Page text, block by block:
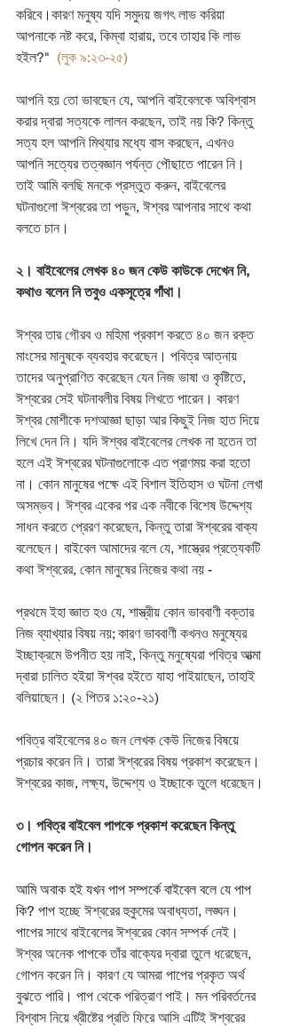
করিবে।কারণ মনুষ্য যদি সমুদয় জগৎ লাভ করিয়া
আপনাকে নষ্ট করে, কিম্বা হারায়, তবে তাহার কি লাভ
হইল?" (লুক ৯:২৩-২৫)
আপনি হয় তো ভাবছেন যে, আপনি বাইবেলকে অবিশ্বাস
করার দ্বারা সত্যকে লালন করছেন, তাই নয় কি? কিন্তু
সত্য হল আপনি মিথ্যার মধ্যে বাস করছেন, এখনও
আপনি সত্যের তত্বজ্ঞান পর্যন্ত পৌছাতে পারেন নি।
তাই আমি বলছি মনকে প্রস্তুত করুন, বাইবেলের
ঘটনাগুলো ঈশ্বরের তা পড়ুন, ঈশ্বর আপনার সাথে কথা
বলতে চান।
২। বাইবেলের লেখক ৪০ জন কেউ কাউকে দেখেন নি,
কথাও বলেন নি তবুও একসূত্রে গাঁথা ।
ঈশ্বর তার গৌরব ও মহিমা প্রকাশ করতে ৪০ জন রক্ত
মাংসের মানুষকে ব্যবহার করেছেন। পবিত্র আত্নায়
তাদের অনুপ্রাণিত করেছেন যেন নিজ ভাষা ও কৃষ্টিতে,
ঈশ্বরের সেই ঘটনাবলীর বিষয় লিখতে পারেন। কারণ
ঈশ্বর মোশীকে দশআজ্ঞা ছাড়া আর কিছুই নিজ হাত দিয়ে
লিখে দেন নি। যদি ঈশ্বর বাইবেলের লেখক না হতেন তা
হলে এই ঈশ্বরের ঘটনাগুলোকে এত প্রাণময় করা হতো
না। কোন মানুষের পক্ষে এই বিশাল ইতিহাস ও ঘটনা লেখা
অসম্ভব। ঈশ্বর একের পর এক নবীকে বিশেষ উদ্দেশ্য
সাধন করতে প্রেরণ করেছেন, কিন্তু তারা ঈশ্বরের বাক্য
বলেছেন। বাইবেল আমাদের বলে যে, শাস্ত্রের প্রত্যেকটি
কথা ঈশ্বরের, কোন মানুষের নিজের কথা নয় -
প্রথমে ইহা জ্ঞাত হও যে, শাস্ত্রীয় কোন ভাববাণী বক্তার
নিজ ব্যাখ্যার বিষয় নয়; কারণ ভাববাণী কখনও মনুষ্যের
ইচ্ছাক্রমে উপনীত হয় নাই, কিন্তু মনুষ্যেরা পবিত্র আত্মা
দ্বারা চালিত হইয়া ঈশ্বর হইতে যাহা পাইয়াছেন, তাহাই
বলিয়াছেন। (২ পিতর ১:২০-২১)
পবিত্র বাইবেলের ৪০ জন লেখক কেউ নিজের বিষয়ে
প্রচার করেন নি। তারা ঈশ্বরের বিষয় প্রকাশ করেছেন।
ঈশ্বরের কাজ, লক্ষ্য, উদ্দেশ্য ও ইচ্ছাকে তুলে ধরেছেন।
৩। পবিত্র বাইবেল পাপকে প্রকাশ করেছেন কিন্তু
গোপন করেন নি।
আমি অবাক হই যখন পাপ সম্পর্কে বাইবেল বলে যে পাপ
কি? পাপ হচ্ছে ঈশ্বরের হুকুমের অবাধ্যতা, লঙ্ঘন।
পাপের সাথে বাইবেলের ঈশ্বরের কোন সম্পর্ক নেই।
ঈশ্বর অনেক পাপকে তাঁর বাক্যের দ্বারা তুলে ধরেছেন,
গোপন করেন নি। কারণ যে আমরা পাপের প্রকৃত অর্থ
বুঝতে পারি। পাপ থেকে পরিত্রাণ পাই। মন পরিবর্তনের
বিশ্বাস নিয়ে খ্রীষ্টের প্রতি ফিরে আসি এটিই ঈশ্বরের